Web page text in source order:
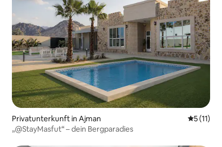
Privatunterkunft in Ajman
5 (11)
„@StayMasfut“ – dein Bergparadies